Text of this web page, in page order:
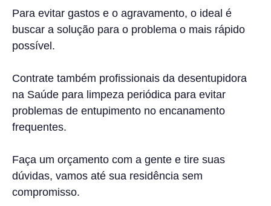
Para evitar gastos e o agravamento, o ideal é
buscar a solução para o problema o mais rápido
possível.
Contrate também profissionais da desentupidora
na Saúde para limpeza periódica para evitar
problemas de entupimento no encanamento
frequentes.
Faça um orçamento com a gente e tire suas
dúvidas, vamos até sua residência sem
compromisso.